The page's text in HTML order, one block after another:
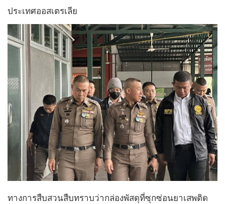
ประเทศออสเตรเลีย
ทางการสืบสวนสืบทราบว่ากล่องพัสดุที่ซุกซ่อนยาเสพติด